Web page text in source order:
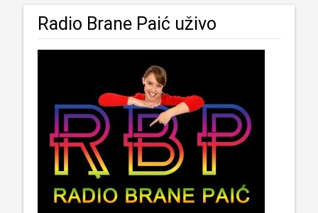
Radio Brane Paić uživo